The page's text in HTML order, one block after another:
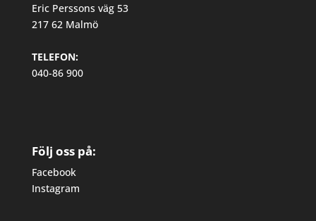
Eric Perssons väg 53
217 62 Malmö
TELEFON:
040-86 900
Följ oss på:
Facebook
Instagram